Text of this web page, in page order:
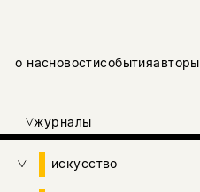
о насновостисобытияавторы
журналы
искусство